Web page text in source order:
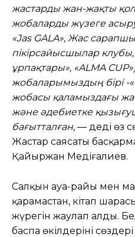
жастарды жан-жақты
жобаларды жүзеге
«Jas GALA», Жас
пікірсайысшылар клубы,
ұрпақтары», «ALMA
жобаларымыздың бірі -
жобасы қаламыздағы
және әдебиетке
бағытталған, — деді өз
Жастар саясаты
Қайыржан Меңдіғалиев.
Салқын ауа-райы мен
қарамастан, кітап
жүрегін жаулап алды.
баспа өкілдерінің